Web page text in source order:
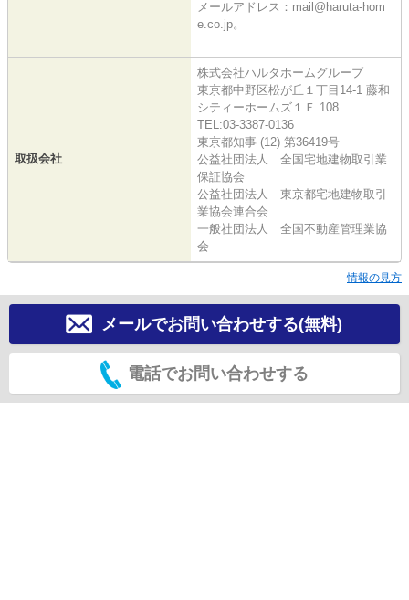
メールアドレス：mail@haruta-hom
e.co.jp。
取扱会社
株式会社ハルタホームグループ
東京都中野区松が丘１丁目14-1 藤和
シティーホームズ１Ｆ 108
TEL:03-3387-0136
東京都知事 (12) 第36419号
公益社団法人 全国宅地建物取引業
保証協会
公益社団法人 東京都宅地建物取引
業協会連合会
一般社団法人 全国不動産管理業協
会
情報の見方
メールでお問い合わせする(無料)
電話でお問い合わせする